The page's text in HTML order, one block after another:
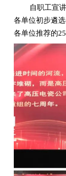
自职工宣
各单位初步遴
各单位推荐的